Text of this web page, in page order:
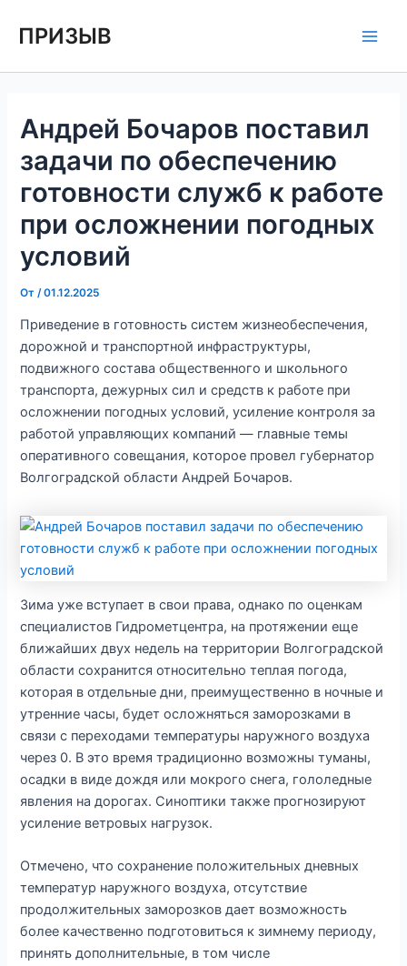
ПРИЗЫВ
Андрей Бочаров поставил
задачи по обеспечению
готовности служб к работе
при осложнении погодных
условий
От /01.12.2025
Приведение в готовность систем жизнеобеспечения,
дорожной и транспортной инфраструктуры,
подвижного состава общественного и школьного
транспорта, дежурных сил и средств к работе при
осложнении погодных условий, усиление контроля за
работой управляющих компаний — главные темы
оперативного совещания, которое провел губернатор
Волгоградской области Андрей Бочаров.
Зима уже вступает в свои права, однако по оценкам
специалистов Гидрометцентра, на протяжении еще
ближайших двух недель на территории Волгоградской
области сохранится относительно теплая погода,
которая в отдельные дни, преимущественно в ночные и
утренние часы, будет осложняться заморозками в
связи с переходами температуры наружного воздуха
через 0. В это время традиционно возможны туманы,
осадки в виде дождя или мокрого снега, гололедные
явления на дорогах. Синоптики также прогнозируют
усиление ветровых нагрузок.
Отмечено, что сохранение положительных дневных
температур наружного воздуха, отсутствие
продолжительных заморозков дает возможность
более качественно подготовиться к зимнему периоду,
принять дополнительные, в том числе
по